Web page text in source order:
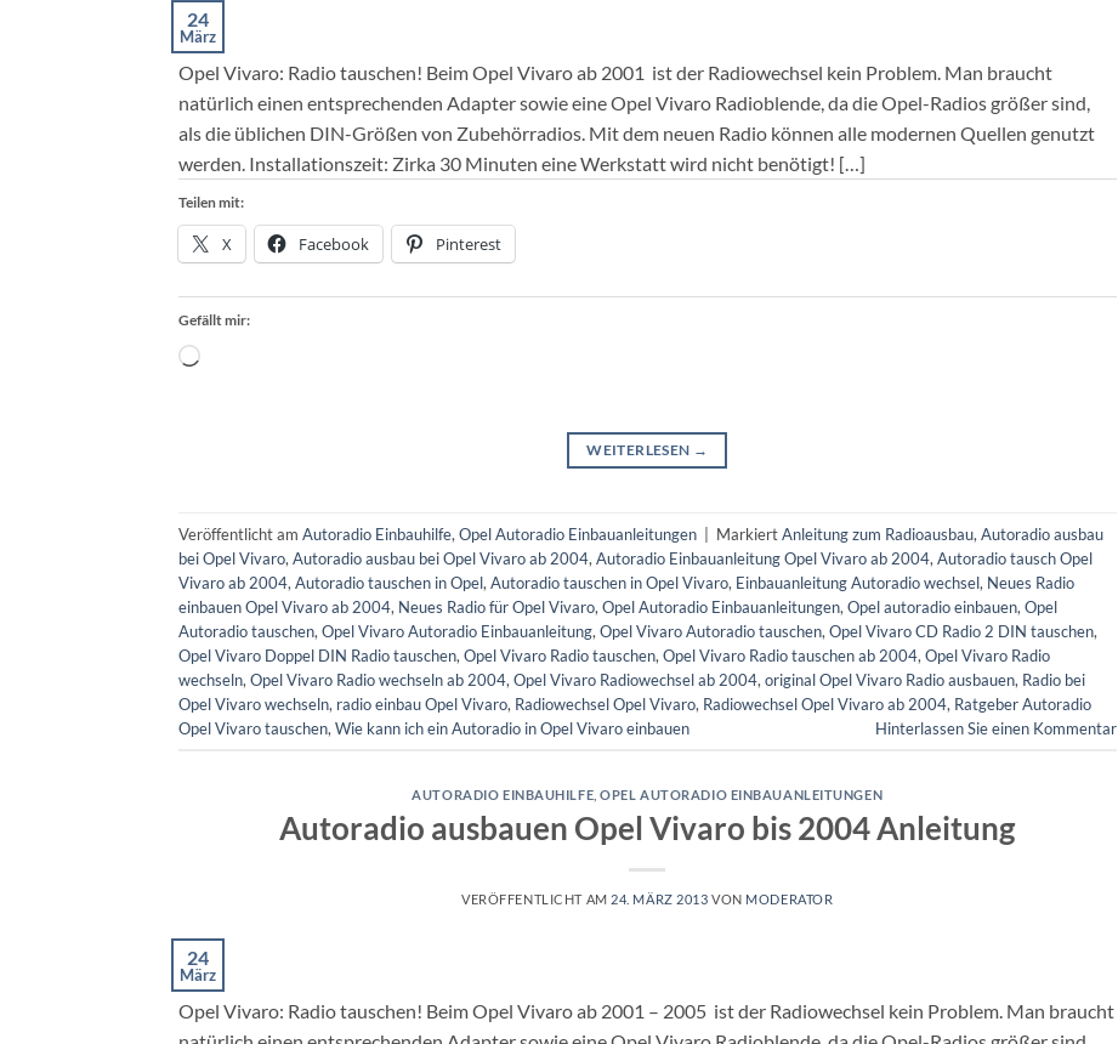
24
März
Opel Vivaro: Radio tauschen! Beim Opel Vivaro ab 2001 ist der Radiowechsel kein Problem. Man braucht
natürlich einen entsprechenden Adapter sowie eine Opel Vivaro Radioblende, da die Opel-Radios größer sind,
als die üblichen DIN-Größen von Zubehörradios. Mit dem neuen Radio können alle modernen Quellen genutzt
werden. Installationszeit: Zirka 30 Minuten eine Werkstatt wird nicht benötigt! […]
Teilen mit:
X Facebook Pinterest
Gefällt mir:
Wird
WEITERLESEN →
Veröffentlicht am Autoradio Einbauhilfe, Opel Autoradio Einbauanleitungen MarkiertAnleitung zum Radioausbau, Autoradio ausbau
bei Opel Vivaro, Autoradio ausbau bei Opel Vivaro ab 2004, Autoradio Einbauanleitung Opel Vivaro ab 2004, Autoradio tausch Opel
Vivaro ab 2004, Autoradio tauschen in Opel, Autoradio tauschen in Opel Vivaro, Einbauanleitung Autoradio wechsel, Neues Radio
einbauen Opel Vivaro ab 2004, Neues Radio für Opel Vivaro, Opel Autoradio Einbauanleitungen, Opel autoradio einbauen, Opel
Autoradio tauschen, Opel Vivaro Autoradio Einbauanleitung, Opel Vivaro Autoradio tauschen, Opel Vivaro CD Radio 2 DIN tauschen,
Opel Vivaro Doppel DIN Radio tauschen, Opel Vivaro Radio tauschen, Opel Vivaro Radio tauschen ab 2004, Opel Vivaro Radio
wechseln, Opel Vivaro Radio wechseln ab 2004, Opel Vivaro Radiowechsel ab 2004, original Opel Vivaro Radio ausbauen, Radio bei
Opel Vivaro wechseln, radio einbau Opel Vivaro, Radiowechsel Opel Vivaro, Radiowechsel Opel Vivaro ab 2004, Ratgeber Autoradio
Opel Vivaro tauschen, Wie kann ich ein Autoradio in Opel Vivaro einbauen Hinterlassen Sie einen Kommentar
AUTORADIO EINBAUHILFE ,OPEL AUTORADIO EINBAUANLEITUNGEN
Autoradio ausbauen Opel Vivaro bis 2004 Anleitung
VERÖFFENTLICHT AM 24. MÄRZ 2013 VON MODERATOR
24
März
Opel Vivaro: Radio tauschen! Beim Opel Vivaro ab 2001 – 2005 ist der Radiowechsel kein Problem. Man braucht